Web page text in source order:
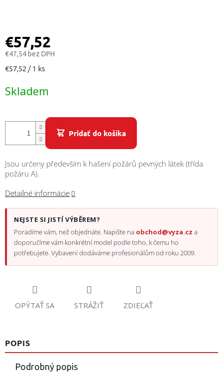
€57,52
€47,54 bez DPH
Jednotková
€57,52 / 1 ks
Skladem
Pridať do košíka
Jsou určeny především k hašení požárů pevných látek (třída
požáru A).
Detailné informácie
NEJSTE SI JISTÍ VÝBĚREM?
Poradíme vám, než objednáte. Napište na obchod@vyza.cz a
doporučíme vám konkrétní model podle toho, k čemu ho
potřebujete. Vybavení dodáváme profesionálům od roku 2009.
OPÝTAŤ SA STRÁŽIŤ ZDIEĽAŤ
POPIS
Podrobný popis